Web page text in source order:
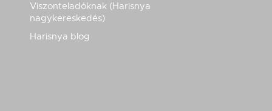
Viszonteladóknak (Harisnya
nagykereskedés)
Harisnya blog